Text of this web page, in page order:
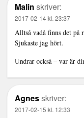
Malin skriver:
2017-02-14 kl. 23:37
Alltså vadå finns det på
Sjukaste jag hört.
Undrar också – var är
Agnesskriver:
2017-02-15 kl. 12:33